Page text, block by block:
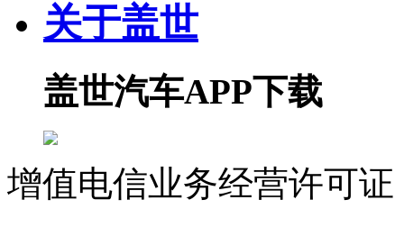
关于盖世
盖世汽车APP下载
增值电信业务经营许可